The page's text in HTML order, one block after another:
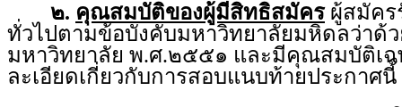
๒. คุณสมบัติของผู้มีสิทธิสมัครผู้สมัคร
ทั่วไปตามข้อบังคับมหาวิทยาลัยมหิดลว่าด้
มหาวิทยาลัย พ.ศ.๒๕๕๑ และมีคุณสมบัติเฉ
ละเอียดเกี่ยวกับการสอบแนบท้ายประกาศนี้